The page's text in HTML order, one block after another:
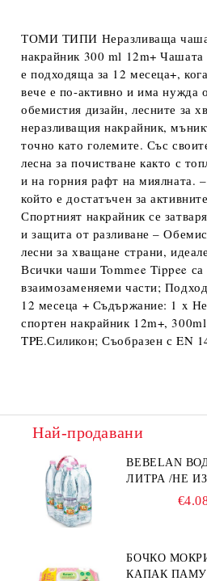
ТОМИ ТИПИ Неразливаща чаша
накрайник 300 ml 12m+ Чашата
е подходяща за 12 месеца+,
вече е по-активно и има нужда
обемистия дизайн, лесните за
неразливащия накрайник,
точно като големите. Със
лесна за почистване както с
и на горния рафт на миялната.
който е достатъчен за
Спортният накрайник се
и защита от разливане –
лесни за хващане страни,
Всички чаши Tommee Tippee са
взаимозаменяеми части;
12 месеца + Съдържание: 1 x
спортен накрайник 12m+,
TPE.Силикон; Съобразен с EN
Най-продавани
BEBELAN
ЛИТРА /НЕ
БОЧКО МОКРИ КЪРПИЧКИ С
КАПАК